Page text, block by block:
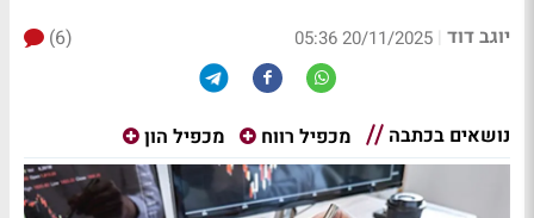
יוגב דוד |
20/11/2025 05:36
(6)
נושאים בכתבה מכפיל רווח מכפיל הון